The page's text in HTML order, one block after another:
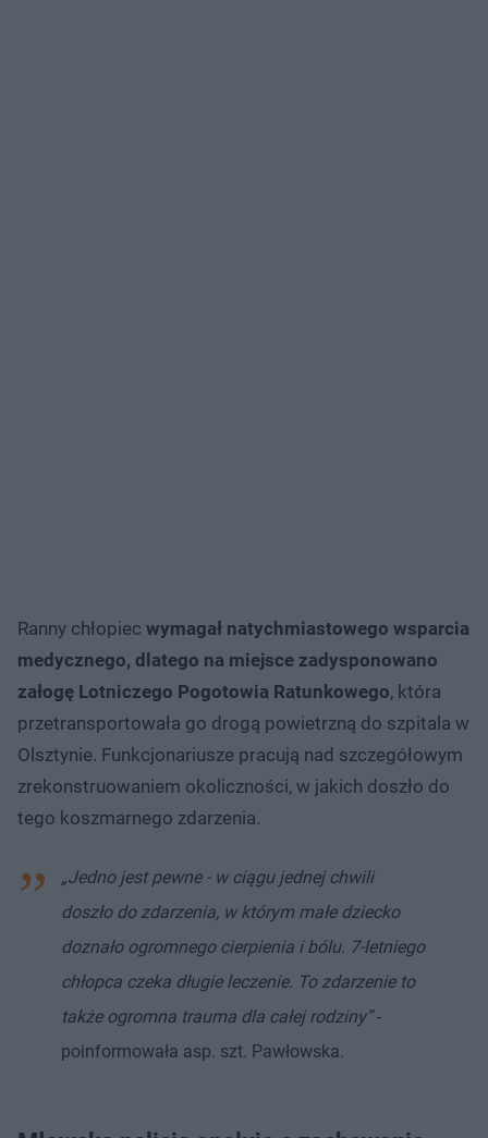
Ranny chłopiec wymagał natychmiastowego wsparcia
medycznego, dlatego na miejsce zadysponowano
załogę Lotniczego Pogotowia Ratunkowego, która
przetransportowała go drogą powietrzną do szpitala w
Olsztynie. Funkcjonariusze pracują nad szczegółowym
zrekonstruowaniem okoliczności, w jakich doszło do
tego koszmarnego zdarzenia.
„Jedno jest pewne - w ciągu jednej chwili
doszło do zdarzenia, w którym małe dziecko
doznało ogromnego cierpienia i bólu. 7-letniego
chłopca czeka długie leczenie. To zdarzenie to
także ogromna trauma dla całej rodziny”-
poinformowała asp. szt. Pawłowska.